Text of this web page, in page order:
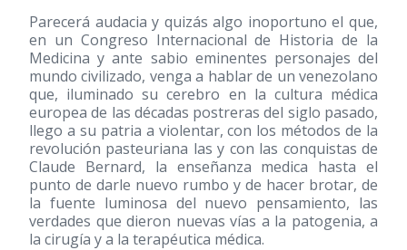
Parecerá audacia y quizás algo inoportuno el que,
en un Congreso Internacional de Historia de la
Medicina y ante sabio eminentes personajes del
mundo civilizado, venga a hablar de un venezolano
que, iluminado su cerebro en la cultura médica
europea de las décadas postreras del siglo pasado,
llego a su patria a violentar, con los métodos de la
revolución pasteuriana las y con las conquistas de
Claude Bernard, la enseñanza medica hasta el
punto de darle nuevo rumbo y de hacer brotar, de
la fuente luminosa del nuevo pensamiento, las
verdades que dieron nuevas vías a la patogenia, a
la cirugía y a la terapéutica médica.